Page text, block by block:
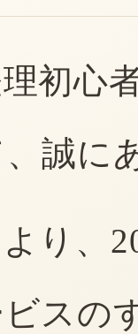
初心
誠に
り、
スの